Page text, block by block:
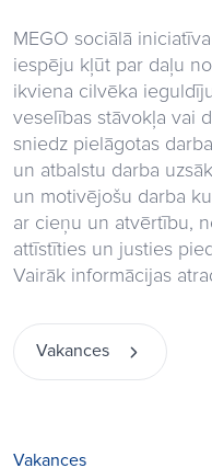
MEGO sociālā
iespēju kļūt par daļu
ikviena cilvēka
veselības stāvokļa vai
sniedz pielāgotas
un atbalstu darba
un motivējošu darba
ar cieņu un atvērtību,
attīstīties un justies
Vairāk informācijas
Vakances
Vakances